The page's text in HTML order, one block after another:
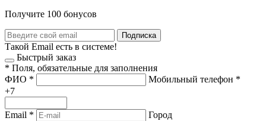
Получите 100 бонусов
Подписка
Такой Email есть в системе!
Быстрый заказ
* Поля, обязательные для заполнения
ФИО * Мобильный телефон *
+7
Email * Город